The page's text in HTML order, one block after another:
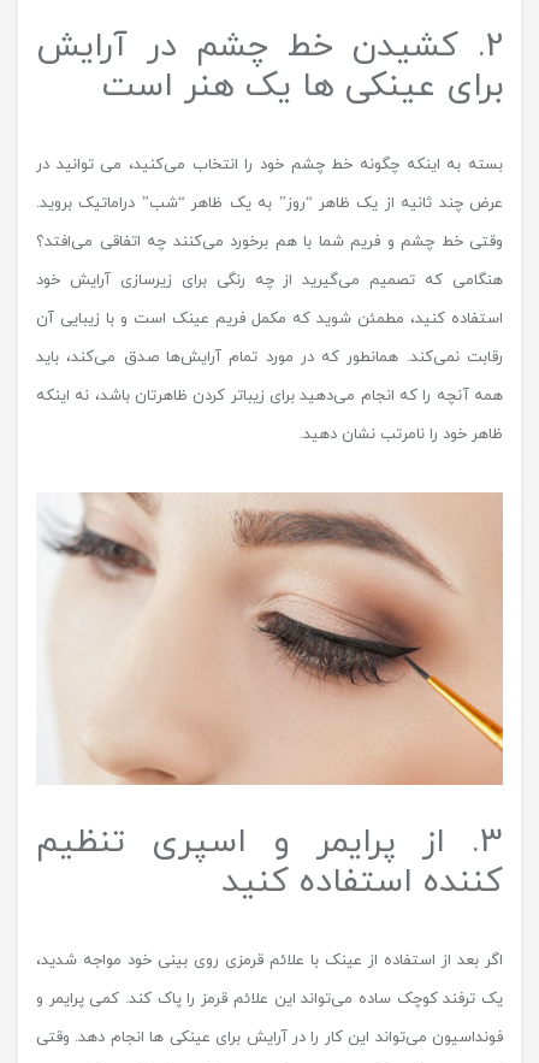
2. کشیدن خط چشم در آرایش
برای عینکی ها یک هنر است
بسته به اینکه چگونه خط چشم خود را انتخاب می‌کنید، می توانید در
عرض چند ثانیه از یک ظاهر “روز” به یک ظاهر “شب” دراماتیک بروید.
وقتی خط چشم و فریم شما با هم برخورد می‌کنند چه اتفاقی می‌افتد؟
هنگامی که تصمیم می‌گیرید از چه رنگی برای زیرسازی آرایش خود
استفاده کنید، مطمئن شوید که مکمل فریم عینک است و با زیبایی آن
رقابت نمی‌کند. همانطور که در مورد تمام آرایش‌ها صدق می‌کند، باید
همه آنچه را که انجام می‌دهید برای زیباتر کردن ظاهرتان باشد، نه اینکه
ظاهر خود را نامرتب نشان دهید.
3. از پرایمر و اسپری تنظیم
کننده استفاده کنید
اگر بعد از استفاده از عینک با علائم قرمزی روی بینی خود مواجه شدید،
یک ترفند کوچک ساده می‌تواند این علائم قرمز را پاک کند. کمی پرایمر و
فونداسیون می‌تواند این کار را در آرایش برای عینکی ها انجام دهد. وقتی